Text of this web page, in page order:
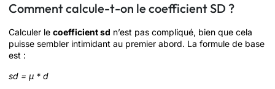
Comment calcule-t-on le coefficient SD ?
Calculer le coefficient sd n’est pas compliqué, bien que cela
puisse sembler intimidant au premier abord. La formule de base
est :
sd = μ * d